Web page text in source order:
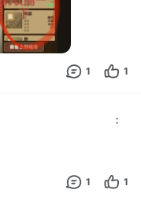
1 1
1 1